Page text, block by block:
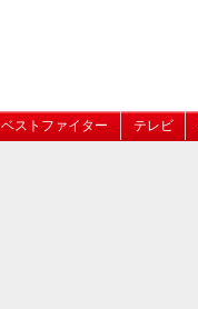
ベストファイター テレビ